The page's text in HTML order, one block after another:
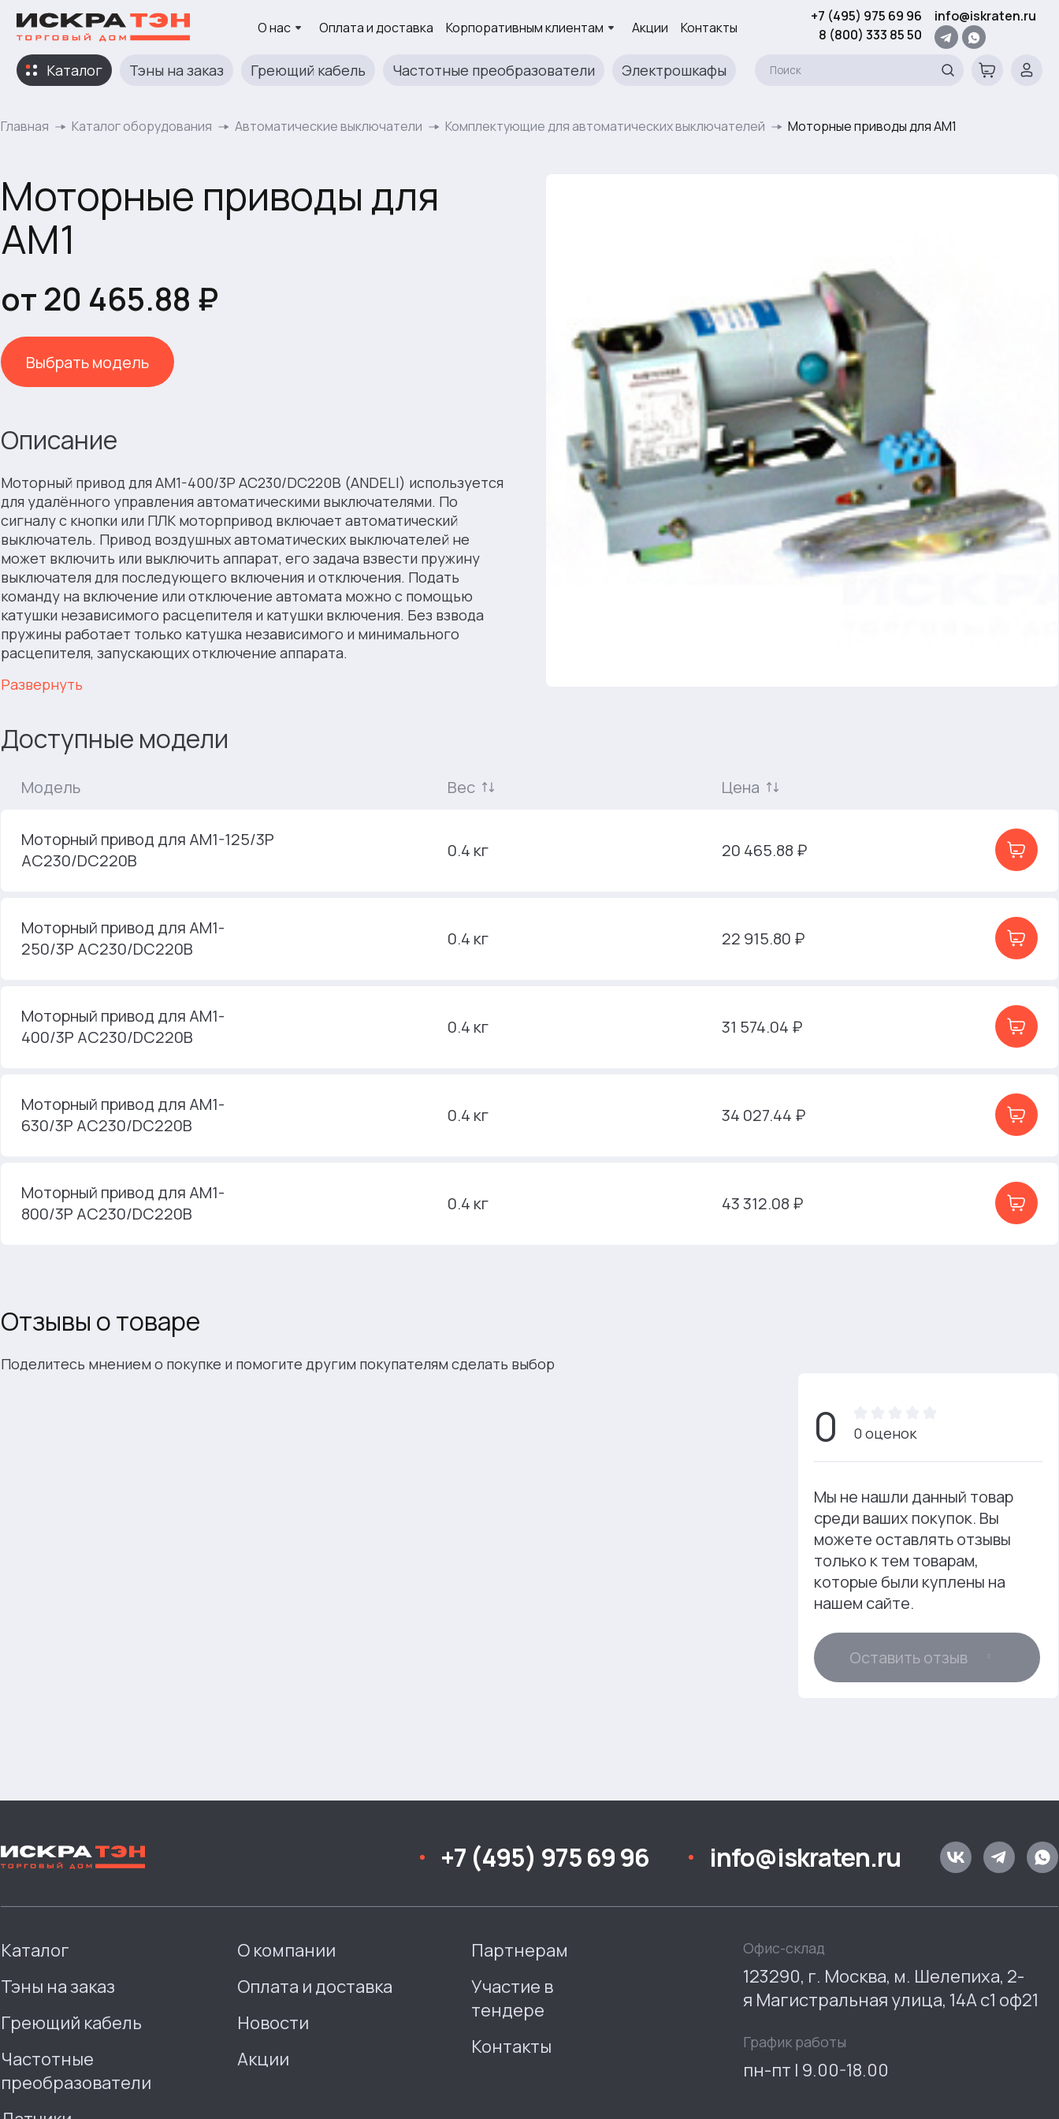
О нас Оплата и доставка Корпоративным клиентам Акции Контакты
+7 (495) 975 69 96
8 (800) 333 85 50
info@iskraten.ru
Каталог Тэны на заказ Греющий кабель Частотные преобразователи Электрошкафы
Главная Каталог оборудования Автоматические выключатели Комплектующие для автоматических выключателей Моторные приводы для AM1
Моторные приводы для
AM1
от 20 465.88 ₽
Выбрать модель
Описание
Моторный привод для AM1-400/3P AC230/DC220В (ANDELI) используется
для удалённого управления автоматическими выключателями. По
сигналу с кнопки или ПЛК моторпривод включает автоматический
выключатель. Привод воздушных автоматических выключателей не
может включить или выключить аппарат, его задача взвести пружину
выключателя для последующего включения и отключения. Подать
команду на включение или отключение автомата можно с помощью
катушки независимого расцепителя и катушки включения. Без взвода
пружины работает только катушка независимого и минимального
расцепителя, запускающих отключение аппарата.
Развернуть
Доступные модели
Модель Вес Цена
Моторный привод для AM1-125/3P
AC230/DC220В
0.4 кг 20 465.88 ₽
Моторный привод для AM1-
250/3P AC230/DC220В
0.4 кг 22 915.80 ₽
Моторный привод для AM1-
400/3P AC230/DC220В
0.4 кг 31 574.04 ₽
Моторный привод для AM1-
630/3P AC230/DC220В
0.4 кг 34 027.44 ₽
Моторный привод для AM1-
800/3P AC230/DC220В
0.4 кг 43 312.08 ₽
Отзывы о товаре
0 0 оценок
Мы не нашли данный товар
среди ваших покупок. Вы
можете оставлять отзывы
только к тем товарам,
которые были куплены на
нашем сайте.
Оставить отзыв
Поделитесь мнением о покупке и помогите другим покупателям сделать выбор
+7 (495) 975 69 96 info@iskraten.ru
Каталог
Тэны на заказ
Греющий кабель
Частотные
преобразователи
О компании
Оплата и доставка
Новости
Акции
Партнерам
Участие в
тендере
Контакты
Офис-склад
123290, г. Москва, м. Шелепиха, 2-
я Магистральная улица, 14А с1 оф21
График работы
пн-пт | 9.00-18.00